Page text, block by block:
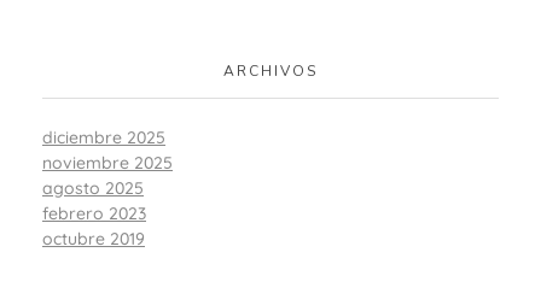
ARCHIVOS
diciembre 2025
noviembre 2025
agosto 2025
febrero 2023
octubre 2019